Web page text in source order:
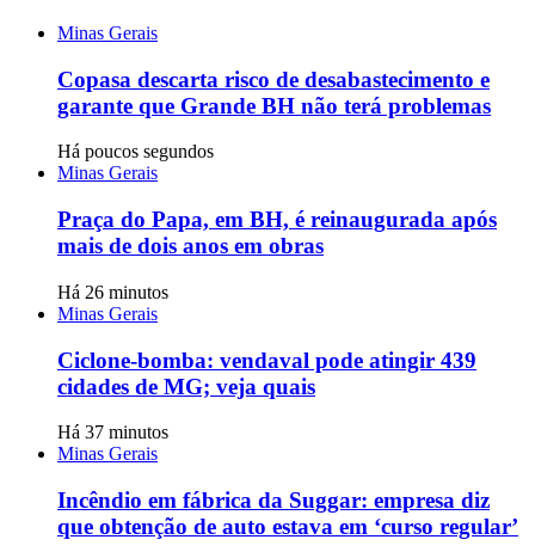
Minas Gerais
Copasa descarta risco de desabastecimento e
garante que Grande BH não terá problemas
Há poucos segundos
Minas Gerais
Praça do Papa, em BH, é reinaugurada após
mais de dois anos em obras
Há 26 minutos
Minas Gerais
Ciclone-bomba: vendaval pode atingir 439
cidades de MG; veja quais
Há 37 minutos
Minas Gerais
Incêndio em fábrica da Suggar: empresa diz
que obtenção de auto estava em ‘curso regular’